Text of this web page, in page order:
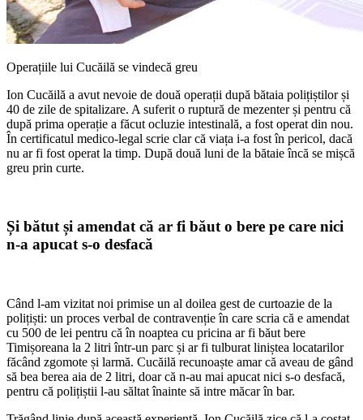
Operațiile lui Cucăilă se vindecă greu
Ion Cucăilă a avut nevoie de două operații după bătaia polițiștilor și
40 de zile de spitalizare. A suferit o ruptură de mezenter și pentru că
după prima operație a făcut ocluzie intestinală, a fost operat din nou.
În certificatul medico-legal scrie clar că viața i-a fost în pericol, dacă
nu ar fi fost operat la timp. După două luni de la bătaie încă se mișcă
greu prin curte.
Și bătut și amendat că ar fi băut o bere pe care nici
n-a apucat s-o desfacă
Când l-am vizitat noi primise un al doilea gest de curtoazie de la
polițiști: un proces verbal de contravenție în care scria că e amendat
cu 500 de lei pentru că în noaptea cu pricina ar fi băut bere
Timișoreana la 2 litri într-un parc și ar fi tulburat liniștea locatarilor
făcând zgomote și larmă. Cucăilă recunoaște amar că aveau de gând
să bea berea aia de 2 litri, doar că n-au mai apucat nici s-o desfacă,
pentru că polițiștii l-au săltat înainte să intre măcar în bar.